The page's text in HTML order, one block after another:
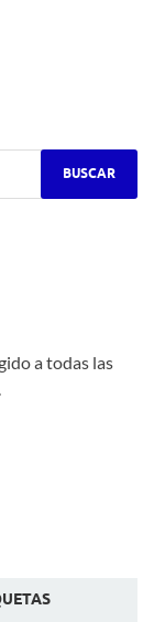
a todas las